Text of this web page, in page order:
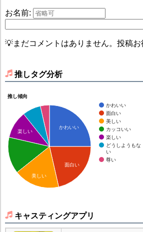
お名前:
💡まだコメントはありません。投稿お
推しタグ分析
推し傾向
かわいい
面白い
美しい
カッコいい
楽しい
どうしようもな
い
尊い
かわいい
面白い
楽しい
美しい
キャスティングアプリ